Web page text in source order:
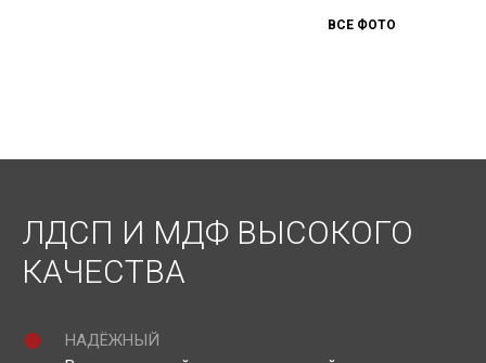
ВСЕ ФОТО
ЛДСП И МДФ ВЫСОКОГО
КАЧЕСТВА
НАДЁЖНЫЙ